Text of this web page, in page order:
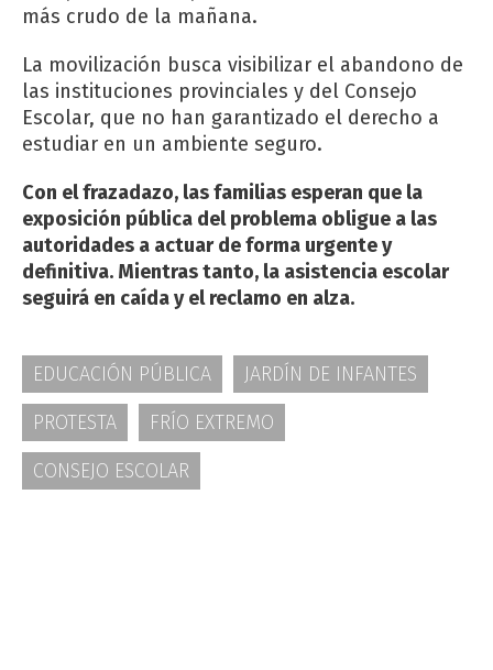
más crudo de la mañana.
La movilización busca visibilizar el abandono de
las instituciones provinciales y del Consejo
Escolar, que no han garantizado el derecho a
estudiar en un ambiente seguro.
Con el frazadazo, las familias esperan que la
exposición pública del problema obligue a las
autoridades a actuar de forma urgente y
definitiva. Mientras tanto, la asistencia escolar
seguirá en caída y el reclamo en alza.
EDUCACIÓN PÚBLICA
JARDÍN DE INFANTES
PROTESTA
FRÍO EXTREMO
CONSEJO ESCOLAR